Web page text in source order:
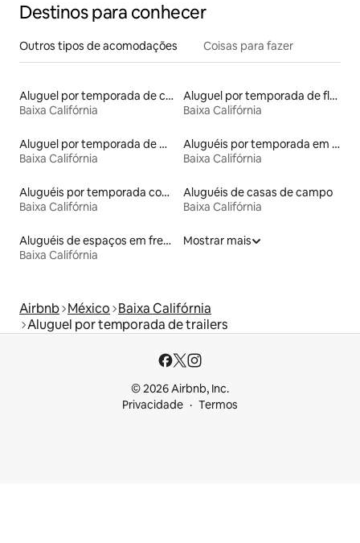
Destinos para conhecer
Outros tipos de acomodações Coisas para fazer
Aluguel por temporada de casas de veraneio
Baixa Califórnia
Aluguel por temporada de flats
Baixa Califórnia
Aluguel por temporada de microcasas
Baixa Califórnia
Aluguéis por temporada em resorts
Baixa Califórnia
Aluguéis por temporada com banheira de hidromassagem
Baixa Califórnia
Aluguéis de casas de campo
Baixa Califórnia
Aluguéis de espaços em frente à praia
Baixa Califórnia
Mostrar mais
Airbnb México Baixa Califórnia
Aluguel por temporada de trailers
© 2026 Airbnb, Inc.
Privacidade
Termos